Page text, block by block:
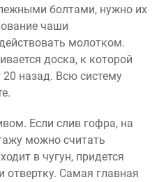
болтами, нужно их
чаши
молотком.
доска, к которой
20 назад. Всю систему
Если слив гофра, на
можно считать
в чугун, придется
отвертку. Самая главная